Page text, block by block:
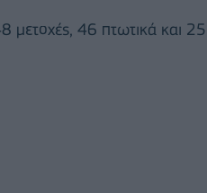
μετοχές, 46 πτωτικά και